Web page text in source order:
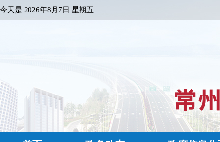
今天是 2026年8月7日 星期五